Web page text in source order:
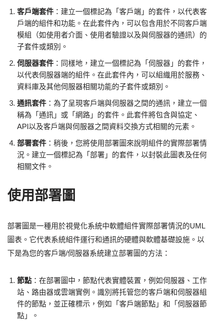
客戶端套件 ：建立一個標記為「客戶端」的套件，以代表客
戶端的組件和功能。在此套件內，可以包含用於不同客戶端
模組（如使用者介面、使用者驗證以及與伺服器的通訊）的
子套件或類別。
伺服器套件 ：同樣地，建立一個標記為「伺服器」的套件，
以代表伺服器端的組件。在此套件內，可以組織用於服務、
資料庫及其他伺服器相關功能的子套件或類別。
通訊套件 ：為了呈現客戶端與伺服器之間的通訊，建立一個
稱為「通訊」或「網路」的套件。此套件將包含與協定、
API以及客戶端與伺服器之間資料交換方式相關的元素。
部署套件 ：稍後，您將使用部署圖來說明組件的實際部署情
況。建立一個標記為「部署」的套件，以封裝此圖表及任何
相關文件。
使用部署圖
部署圖是一種用於視覺化系統中軟體組件實際部署情況的UML
圖表。它代表系統組件運行和通訊的硬體與軟體基礎設施。以
下是為您的客戶端/伺服器系統建立部署圖的方法：
節點 ：在部署圖中，節點代表實體裝置，例如伺服器、工作
站、路由器或雲端實例。識別將托管您的客戶端和伺服器組
件的節點，並正確標示，例如「客戶端節點」和「伺服器節
點」。